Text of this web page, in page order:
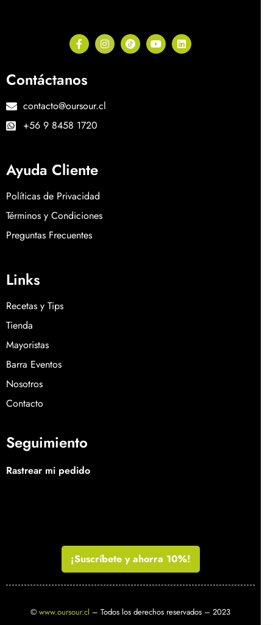
Contáctanos
contacto@oursour.cl
+56 9 8458 1720
Ayuda Cliente
Políticas de Privacidad
Términos y Condiciones
Preguntas Frecuentes
Links
Recetas y Tips
Tienda
Mayoristas
Barra Eventos
Nosotros
Contacto
Seguimiento
Rastrear mi pedido
¡Suscríbete y ahorra 10%!
© www.oursour.cl – Todos los derechos reservados – 2023